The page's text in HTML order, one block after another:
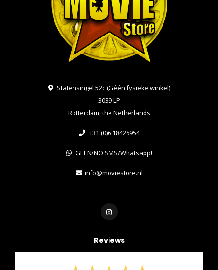
Statensingel 52c (Géén fysieke winkel)
3039 LP
Rotterdam, the Netherlands
+31 (0)6 18426954
GEEN/NO SMS/Whatsapp!
info@moviestore.nl
Reviews